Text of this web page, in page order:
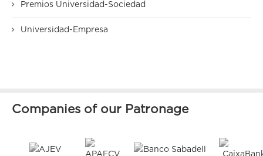
Premios Universidad-Sociedad
Universidad-Empresa
Companies of our Patronage